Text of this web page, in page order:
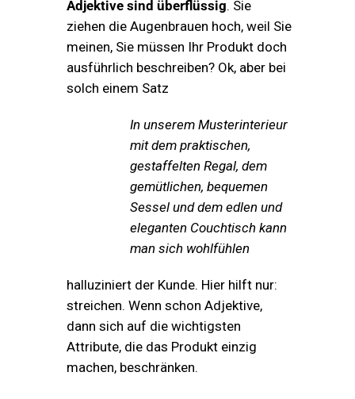
Adjektive sind überflüssig. Sie
ziehen die Augenbrauen hoch, weil Sie
meinen, Sie müssen Ihr Produkt doch
ausführlich beschreiben? Ok, aber bei
solch einem Satz
In unserem Musterinterieur
mit dem praktischen,
gestaffelten Regal, dem
gemütlichen, bequemen
Sessel und dem edlen und
eleganten Couchtisch kann
man sich wohlfühlen
halluziniert der Kunde. Hier hilft nur:
streichen. Wenn schon Adjektive,
dann sich auf die wichtigsten
Attribute, die das Produkt einzig
machen, beschränken.